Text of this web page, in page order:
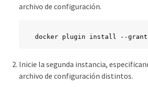
archivo de configuración.
docker plugin install --
Inicie la segunda instancia,
archivo de configuración distintos.